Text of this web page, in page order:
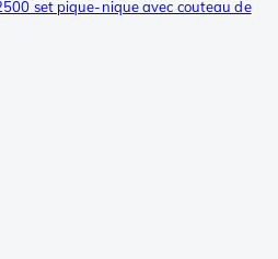
set pique-nique avec couteau de